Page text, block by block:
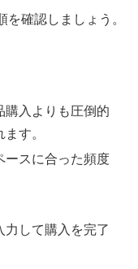
確認しましょう。
購入よりも圧倒的
す。
ースに合った頻度
力して購入を完了